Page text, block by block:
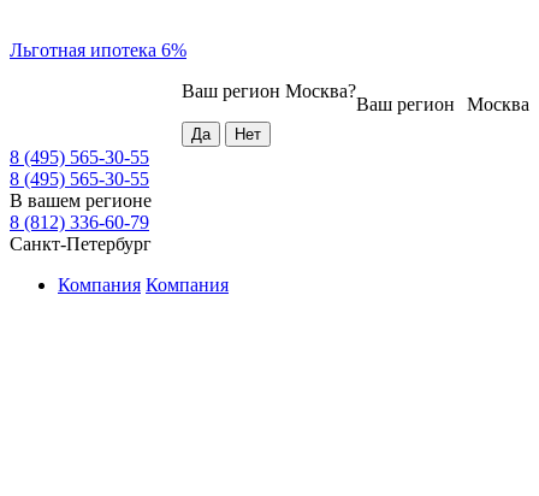
Льготная ипотека 6%
Москва
Ваш регион
Ваш регион Москва?
8 (495) 565-30-55
8 (495) 565-30-55
В вашем регионе
8 (812) 336-60-79
Санкт-Петербург
Компания Компания